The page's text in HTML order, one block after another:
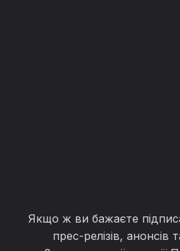
Якщо ж ви бажаєте
прес-релізів, анонсів